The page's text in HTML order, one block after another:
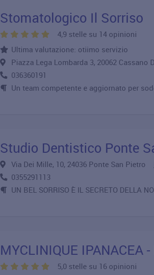
Stomatologico Il Sorriso
4,9 stelle su 14 opinioni
Ultima valutazione: otiimo servizio
Piazza Lega Lombarda 3, 20062 Cassano
036360191
Un team competente e aggiornato per
Studio Dentistico Ponte
Via Dei Mille, 10, 24036 Ponte San Pietro
0355291113
UN BEL SORRISO È IL SECRETO DELLA
MYCLINIQUE IPANACEA
5,0 stelle su 16 opinioni